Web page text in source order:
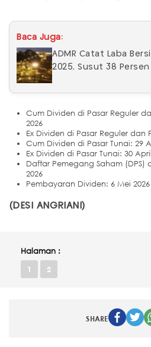
Baca Juga:
ADMR Catat Laba
2025, Susut 38 Persen
Cum Dividen di Pasar Reguler
2026
Ex Dividen di Pasar Reguler dan
Cum Dividen di Pasar Tunai: 29
Ex Dividen di Pasar Tunai: 30
Daftar Pemegang Saham
2026
Pembayaran Dividen: 6 Mei 2026
(DESI ANGRIANI)
Halaman :
1 2
SHARE